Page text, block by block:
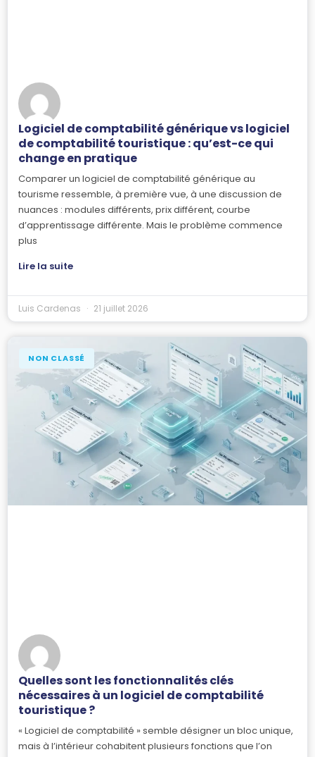
Logiciel de comptabilité générique vs logiciel
de comptabilité touristique : qu’est-ce qui
change en pratique
Comparer un logiciel de comptabilité générique au
tourisme ressemble, à première vue, à une discussion de
nuances : modules différents, prix différent, courbe
d’apprentissage différente. Mais le problème commence
plus
Lire la suite
Luis Cardenas 21 juillet 2026
NON CLASSÉ
Quelles sont les fonctionnalités clés
nécessaires à un logiciel de comptabilité
touristique ?
« Logiciel de comptabilité » semble désigner un bloc unique,
mais à l’intérieur cohabitent plusieurs fonctions que l’on